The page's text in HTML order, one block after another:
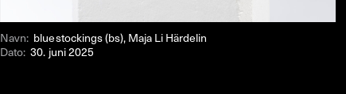
Navn: bluestockings (bs), Maja Li Härdelin
Dato:30. juni 2025